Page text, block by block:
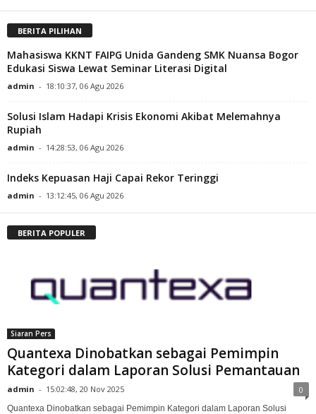
BERITA PILIHAN
Mahasiswa KKNT FAIPG Unida Gandeng SMK Nuansa Bogor
Edukasi Siswa Lewat Seminar Literasi Digital
admin - 18:10:37, 06 Agu 2026
Solusi Islam Hadapi Krisis Ekonomi Akibat Melemahnya
Rupiah
admin - 14:28:53, 06 Agu 2026
Indeks Kepuasan Haji Capai Rekor Teringgi
admin - 13:12:45, 06 Agu 2026
BERITA POPULER
Siaran Pers
Quantexa Dinobatkan sebagai Pemimpin
Kategori dalam Laporan Solusi Pemantauan
admin - 15:02:48, 20 Nov 2025 0
Quantexa Dinobatkan sebagai Pemimpin Kategori dalam Laporan Solusi